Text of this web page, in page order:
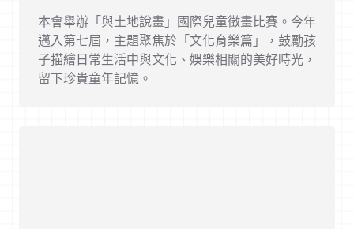
本會舉辦「與土地說畫」國際兒童徵畫比賽。今年
邁入第七屆，主題聚焦於「文化育樂篇」，鼓勵孩
子描繪日常生活中與文化、娛樂相關的美好時光，
留下珍貴童年記憶。